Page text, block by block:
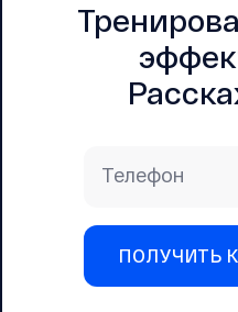
Телефон
ПОЛУЧИТЬ